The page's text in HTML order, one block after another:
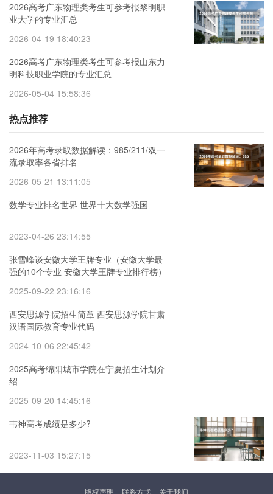
2026高考广东物理类考生可参考报黎明职
业大学的专业汇总
2026-04-19 18:40:23
2026高考广东物理类考生可参考报山东力
明科技职业学院的专业汇总
2026-05-04 15:58:36
热点推荐
2026年高考录取数据解读：985/211/双一
流录取率各省排名
2026-05-21 13:11:05
数学专业排名世界 世界十大数学强国
2023-04-26 23:14:55
张雪峰谈安徽大学王牌专业（安徽大学最
强的10个专业 安徽大学王牌专业排行榜）
2025-09-22 23:16:16
西安思源学院招生简章 西安思源学院甘肃
汉语国际教育专业代码
2024-10-06 22:45:42
2025高考绵阳城市学院在宁夏招生计划介
绍
2025-09-20 14:45:16
韦神高考成绩是多少?
2023-11-03 15:27:15
版权声明 联系方式 关于我们